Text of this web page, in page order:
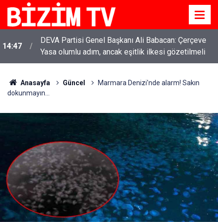
14:47
DEVA Partisi Genel Başkanı Ali Babacan: Çerçeve
Yasa olumlu adım, ancak eşitlik ilkesi gözetilmeli
Anasayfa Güncel
Marmara Denizi'nde alarm! Sakın
dokunmayın...